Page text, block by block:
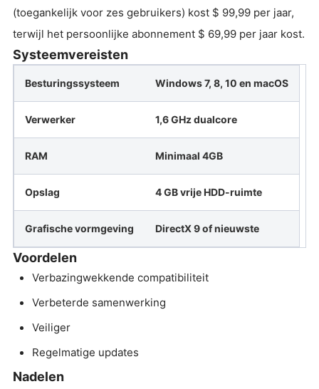
(toegankelijk voor zes gebruikers) kost $ 99,99 per jaar,
terwijl het persoonlijke abonnement $ 69,99 per jaar kost.
Systeemvereisten
Besturingssysteem Windows 7, 8, 10 en macOS
Verwerker 1,6 GHz dualcore
RAM Minimaal 4GB
Opslag 4 GB vrije HDD-ruimte
Grafische vormgeving DirectX 9 of nieuwste
Voordelen
Verbazingwekkende compatibiliteit
Verbeterde samenwerking
Veiliger
Regelmatige updates
Nadelen